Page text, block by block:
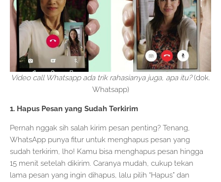
Video call Whatsapp ada trik rahasianya juga, apa itu?(dok.
Whatsapp)
1. Hapus Pesan yang Sudah Terkirim
Pernah nggak sih salah kirim pesan penting? Tenang,
WhatsApp punya fitur untuk menghapus pesan yang
sudah terkirim, lho! Kamu bisa menghapus pesan hingga
15 menit setelah dikirim. Caranya mudah, cukup tekan
lama pesan yang ingin dihapus, lalu pilih “Hapus” dan